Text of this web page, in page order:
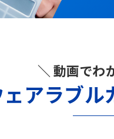
＼ 動画でわ
アラブル